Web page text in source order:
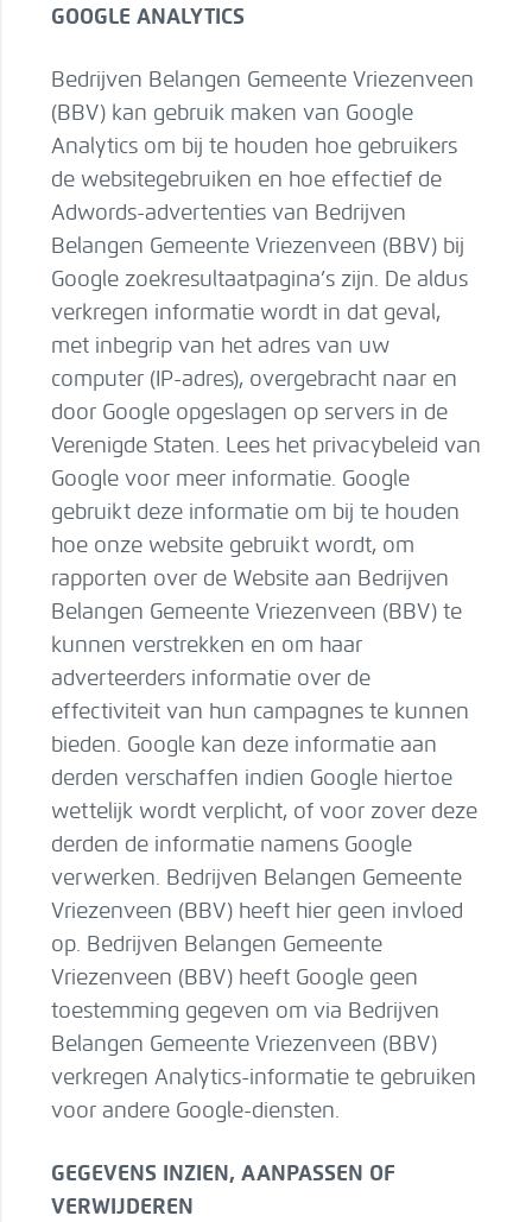
GOOGLE ANALYTICS
Bedrijven Belangen Gemeente Vriezenveen
(BBV) kan gebruik maken van Google
Analytics om bij te houden hoe gebruikers
de websitegebruiken en hoe effectief de
Adwords-advertenties van Bedrijven
Belangen Gemeente Vriezenveen (BBV) bij
Google zoekresultaatpagina’s zijn. De aldus
verkregen informatie wordt in dat geval,
met inbegrip van het adres van uw
computer (IP-adres), overgebracht naar en
door Google opgeslagen op servers in de
Verenigde Staten. Lees het privacybeleid van
Google voor meer informatie. Google
gebruikt deze informatie om bij te houden
hoe onze website gebruikt wordt, om
rapporten over de Website aan Bedrijven
Belangen Gemeente Vriezenveen (BBV) te
kunnen verstrekken en om haar
adverteerders informatie over de
effectiviteit van hun campagnes te kunnen
bieden. Google kan deze informatie aan
derden verschaffen indien Google hiertoe
wettelijk wordt verplicht, of voor zover deze
derden de informatie namens Google
verwerken. Bedrijven Belangen Gemeente
Vriezenveen (BBV) heeft hier geen invloed
op. Bedrijven Belangen Gemeente
Vriezenveen (BBV) heeft Google geen
toestemming gegeven om via Bedrijven
Belangen Gemeente Vriezenveen (BBV)
verkregen Analytics-informatie te gebruiken
voor andere Google-diensten.
GEGEVENS INZIEN, AANPASSEN OF
VERWIJDEREN